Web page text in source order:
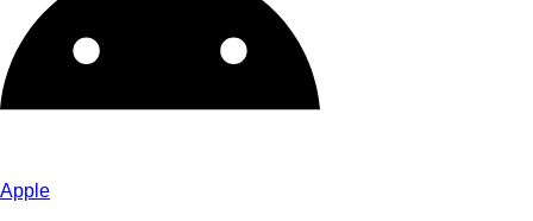
Apple